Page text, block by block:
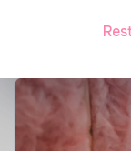
Marianne